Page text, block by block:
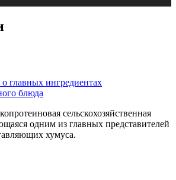
главных ингредиентах
блюда
сельскохозяйственная
одним из главных представителей
хумуса.